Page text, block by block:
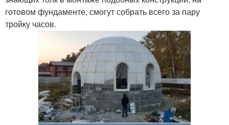
готовом фундаменте, смогут собрать всего за пару
тройку часов.